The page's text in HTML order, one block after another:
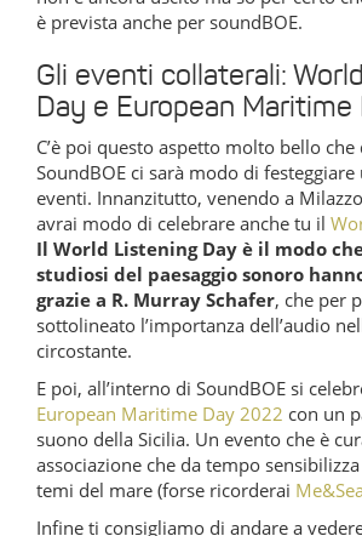
è prevista anche per soundBOE.
Gli eventi collaterali:
Day e European Maritime
C’è poi questo aspetto molto bello
SoundBOE ci sarà modo di festeggiare
eventi. Innanzitutto, venendo a
avrai modo di celebrare anche tu il
Il World Listening Day è il modo
studiosi del paesaggio sonoro
grazie a R. Murray Schafer, che per
sottolineato l’importanza dell’audio
circostante.
E poi, all’interno di SoundBOE si
European Maritime Day 2022 con un
suono della Sicilia. Un evento che è
associazione che da tempo
temi del mare (forse ricorderai Me&Sea
Infine ti consigliamo di andare a